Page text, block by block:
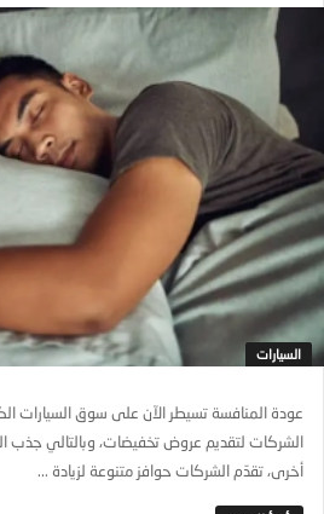
السيارات
عودة المنافسة تسيطر الآن على سوق السيارات
الشركات لتقديم عروض تخفيضات، وبالتالي
أخرى، تقدّم الشركات حوافز متنوعة لزيادة ...